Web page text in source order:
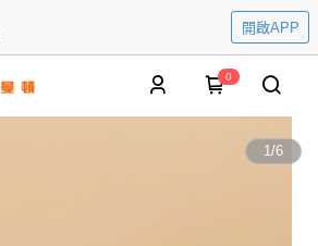
開啟APP
0
1/6